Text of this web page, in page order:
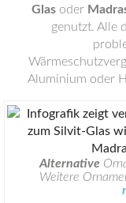
Glas oder
genutzt. Alle
Aluminium oder
Alternative
Weitere